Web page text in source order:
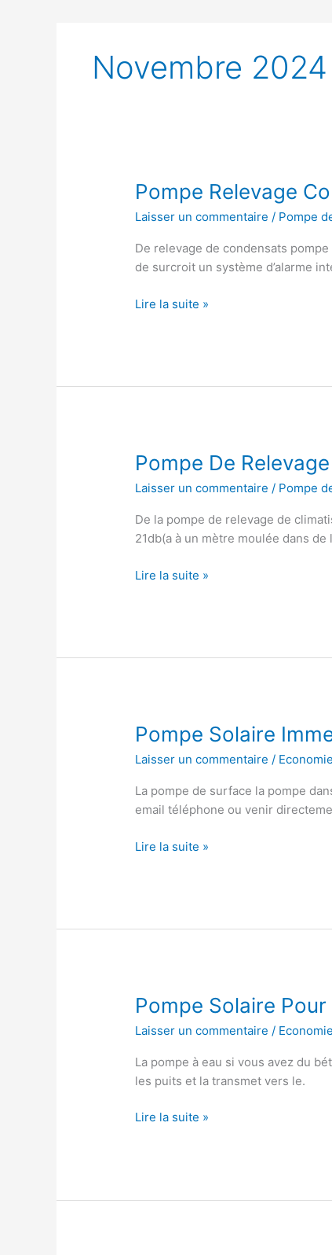
Novembre 2024
Pompe Relevage
Laisser un commentaire / Pompe
De relevage de condensats
de surcroit un système d’alarme
Pompe
Lire la suite »
Pompe De
Laisser un commentaire / Pompe
De la pompe de relevage de
21db(a à un mètre moulée dans de
Pompe
Lire la suite »
Pompe Solaire
Laisser un commentaire /
La pompe de surface la pompe
email téléphone ou venir
Pompe
Lire la suite »
Pompe Solaire
Laisser un commentaire /
La pompe à eau si vous avez du
les puits et la transmet vers le.
Pompe
Lire la suite »